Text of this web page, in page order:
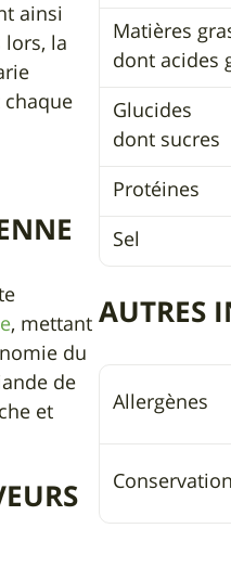
ainsi
lors, la
chaque
, mettant
du
de
et
Matières
dont acides
Glucides
dont sucres
Protéines
Sel
AUTRES
Allergènes
Conservation